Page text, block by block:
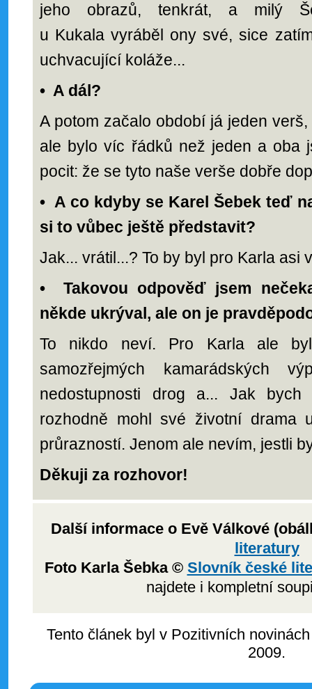
jeho obrazů, tenkrát, a milý
u Kukala vyráběl ony své, sice
uchvacující koláže...
• A dál?
A potom začalo období já jeden
ale bylo víc řádků než jeden a oba
pocit: že se tyto naše verše dobře
• A co kdyby se Karel Šebek teď
si to vůbec ještě představit?
Jak... vrátil...? To by byl pro Karla asi
•Takovou odpověď jsem
někde ukrýval, ale on je
To nikdo neví. Pro Karla ale
samozřejmých kamarádských
nedostupnosti drog a... Jak
rozhodně mohl své životní drama
průrazností. Jenom ale nevím, jestli
Děkuji za rozhovor!
Další informace o Evě Válkové
literatury
Foto Karla Šebka © Slovník české
najdete i kompletní
Tento článek byl v Pozitivních
2009.